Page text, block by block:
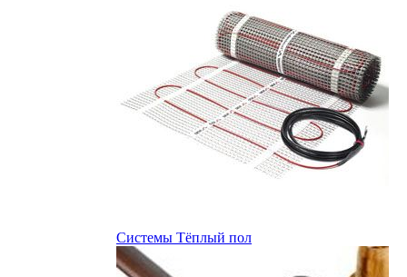
Системы Тёплый пол